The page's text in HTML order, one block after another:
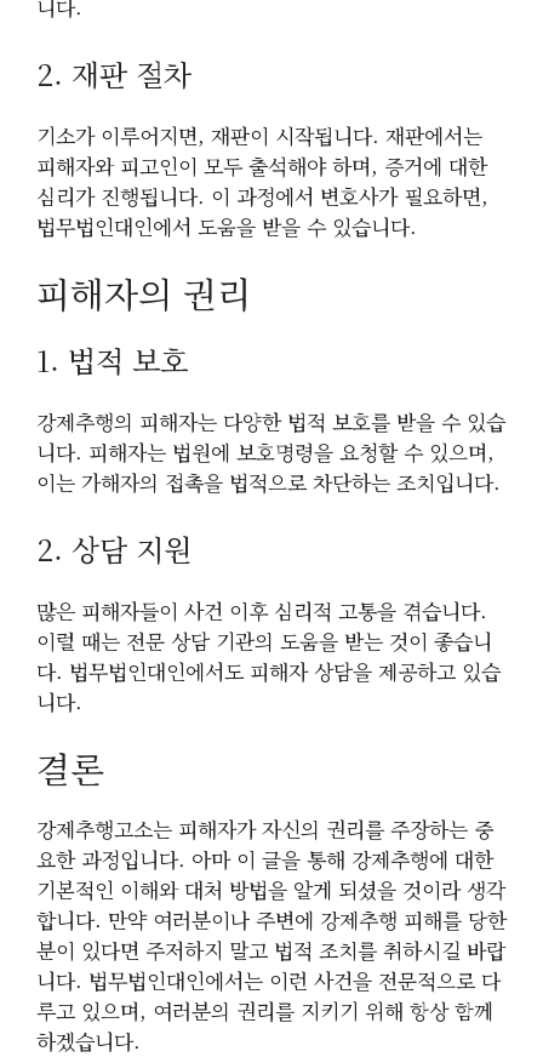
니다.
2. 재판 절차
기소가 이루어지면, 재판이 시작됩니다. 재판에서는
피해자와 피고인이 모두 출석해야 하며, 증거에 대한
심리가 진행됩니다. 이 과정에서 변호사가 필요하면,
법무법인대인에서 도움을 받을 수 있습니다.
피해자의 권리
1. 법적 보호
강제추행의 피해자는 다양한 법적 보호를 받을 수 있습
니다. 피해자는 법원에 보호명령을 요청할 수 있으며,
이는 가해자의 접촉을 법적으로 차단하는 조치입니다.
2. 상담 지원
많은 피해자들이 사건 이후 심리적 고통을 겪습니다.
이럴 때는 전문 상담 기관의 도움을 받는 것이 좋습니
다. 법무법인대인에서도 피해자 상담을 제공하고 있습
니다.
결론
강제추행고소는 피해자가 자신의 권리를 주장하는 중
요한 과정입니다. 아마 이 글을 통해 강제추행에 대한
기본적인 이해와 대처 방법을 알게 되셨을 것이라 생각
합니다. 만약 여러분이나 주변에 강제추행 피해를 당한
분이 있다면 주저하지 말고 법적 조치를 취하시길 바랍
니다. 법무법인대인에서는 이런 사건을 전문적으로 다
루고 있으며, 여러분의 권리를 지키기 위해 항상 함께
하겠습니다.